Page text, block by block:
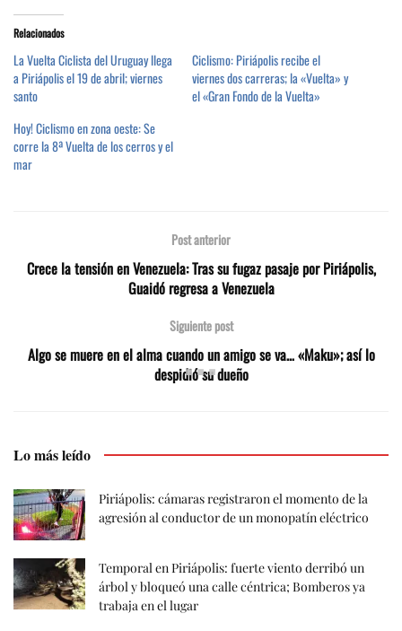
Relacionados
La Vuelta Ciclista del Uruguay llega
a Piriápolis el 19 de abril; viernes
santo
Ciclismo: Piriápolis recibe el
viernes dos carreras; la «Vuelta» y
el «Gran Fondo de la Vuelta»
Hoy! Ciclismo en zona oeste: Se
corre la 8ª Vuelta de los cerros y el
mar
Post anterior
Crece la tensión en Venezuela: Tras su fugaz pasaje por Piriápolis,
Guaidó regresa a Venezuela
Siguiente post
Algo se muere en el alma cuando un amigo se va… «Maku»; así lo
despidió su dueño
Lo más leído
Piriápolis: cámaras registraron el momento de la
agresión al conductor de un monopatín eléctrico
Temporal en Piriápolis: fuerte viento derribó un
árbol y bloqueó una calle céntrica; Bomberos ya
trabaja en el lugar